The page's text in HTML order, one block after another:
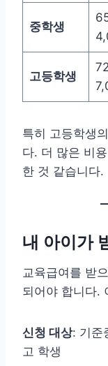
중학생
고등학생
특히 고등학생
다. 더 많은 비
한 것 같습니다.
내 아이가
교육급여를 받
되어야 합니다.
신청 대상: 기준
고 학생